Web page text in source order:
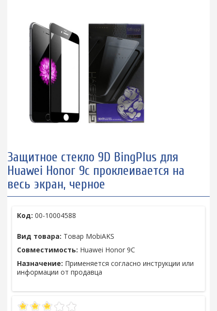
Защитное стекло 9D BingPlus для
Huawei Honor 9с проклеивается на
весь экран, черное
Код: 00-10004588
Вид товара: Товар MobiAKS
Совместимость: Huawei Honor 9C
Назначение: Применяется согласно инструкции или
информации от продавца